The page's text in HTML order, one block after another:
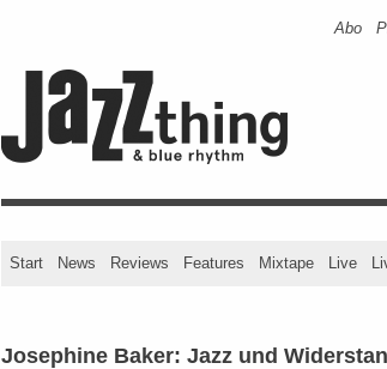
Abo
Start News Reviews Features Mixtape Live
Josephine Baker: Jazz und